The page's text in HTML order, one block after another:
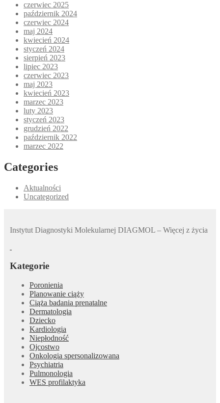
czerwiec 2025
październik 2024
czerwiec 2024
maj 2024
kwiecień 2024
styczeń 2024
sierpień 2023
lipiec 2023
czerwiec 2023
maj 2023
kwiecień 2023
marzec 2023
luty 2023
styczeń 2023
grudzień 2022
październik 2022
marzec 2022
Categories
Aktualności
Uncategorized
Instytut Diagnostyki Molekularnej DIAGMOL – Więcej z życia
Kategorie
Poronienia
Planowanie ciąży
Ciąża badania prenatalne
Dermatologia
Dziecko
Kardiologia
Niepłodność
Ojcostwo
Onkologia spersonalizowana
Psychiatria
Pulmonologia
WES profilaktyka